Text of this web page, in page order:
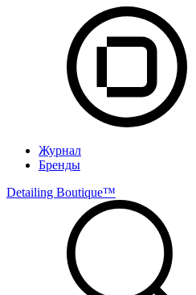
Журнал
Бренды
Detailing Boutique™️